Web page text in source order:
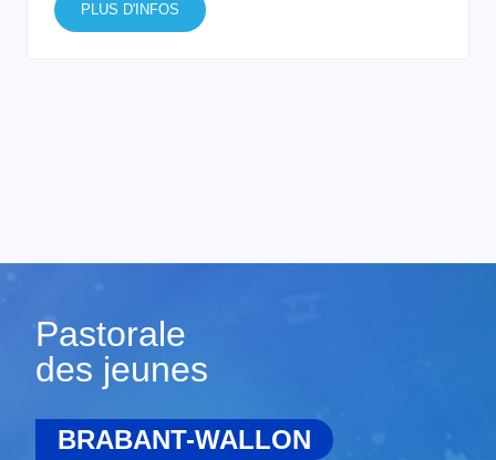
PLUS D'INFOS
Pastorale
des jeunes
BRABANT-WALLON